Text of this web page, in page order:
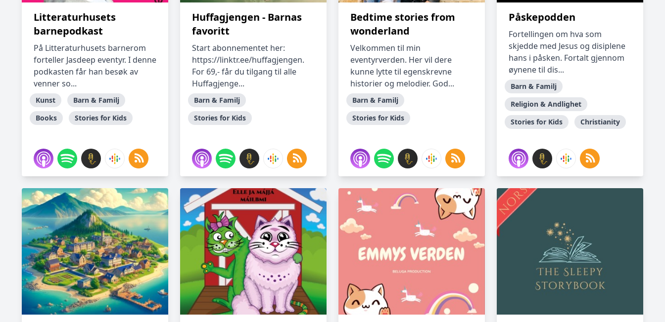
Litteraturhusets
barnepodkast
På Litteraturhusets barnerom
forteller Jasdeep eventyr. I denne
podkasten får han besøk av
venner so...
Kunst
Barn & Familj
Books
Stories for Kids
Huffagjengen - Barnas
favoritt
Start abonnementet her:
https://linktr.ee/huffagjengen.
For 69,- får du tilgang til alle
Huffagjenge...
Barn & Familj
Stories for Kids
Bedtime stories from
wonderland
Velkommen til min
eventyrverden. Her vil dere
kunne lytte til egenskrevne
historier og melodier. God...
Barn & Familj
Stories for Kids
Påskepodden
Fortellingen om hva som
skjedde med Jesus og disiplene
hans i påsken. Fortalt gjennom
øynene til dis...
Barn & Familj
Religion & Andlighet
Stories for Kids
Christianity